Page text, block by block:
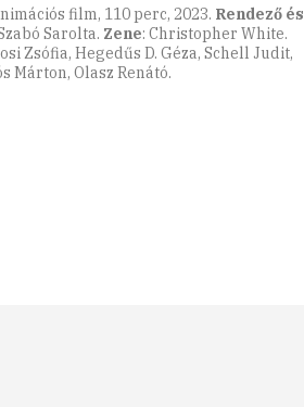
film, 110 perc, 2023. Rendező és
Sarolta. Zene: Christo­pher White.
Zsófia, Hegedűs D. Géza, Schell Judit,
Márton, Olasz Renátó.